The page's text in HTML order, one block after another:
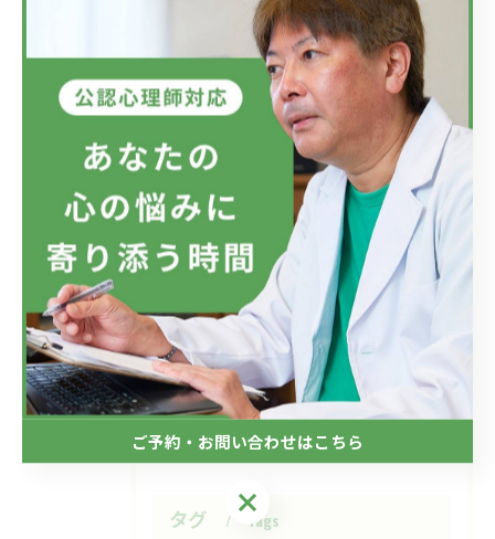
最近の投稿 Recent Posts
2026/07/08
フジテレビのドラマにおいて、ハラスメントのニュースが話題です...
2026/07/01
新しい視点の大切さ。
2026/06/24
タグ Tags
ご予約・お問い合わせはこちら
ご予約・お問い合わせはこちら